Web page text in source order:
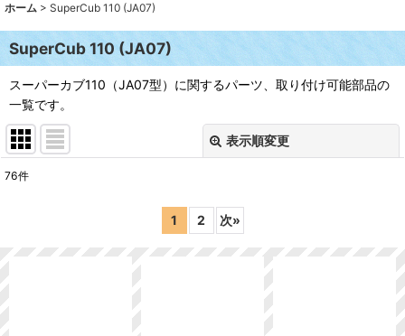
ホーム > SuperCub 110 (JA07)
SuperCub 110 (JA07)
スーパーカブ110（JA07型）に関するパーツ、取り付け可能部品の
一覧です。
表示順変更
76件
1 2 次»